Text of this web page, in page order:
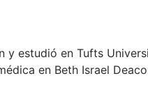
y estudió en Tufts
en Beth Israel